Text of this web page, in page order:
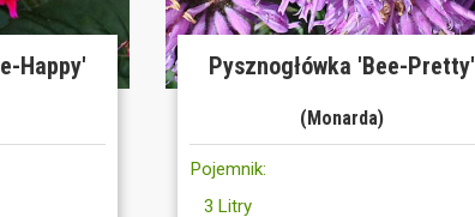
Happy' Pysznogłówka 'Bee-Pretty'
(Monarda)
Pojemnik:
3 Litry